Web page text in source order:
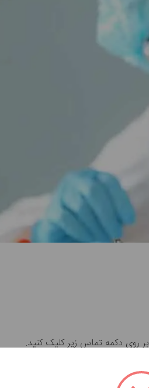
روی دکمه تماس زیر کلیک کنید.